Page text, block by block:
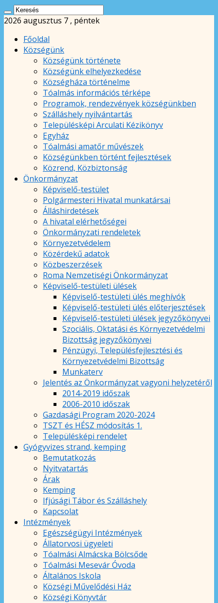
2026 augusztus 7 , péntek
Főoldal
Községünk
Községünk története
Községünk elhelyezkedése
Községháza történelme
Tóalmás információs térképe
Programok, rendezvények községünkben
Szálláshely nyilvántartás
Településképi Arculati Kézikönyv
Egyház
Tóalmási amatőr művészek
Községünkben történt fejlesztések
Közrend, Közbiztonság
Önkormányzat
Képviselő-testület
Polgármesteri Hivatal munkatársai
Álláshirdetések
A hivatal elérhetőségei
Önkormányzati rendeletek
Környezetvédelem
Közérdekű adatok
Közbeszerzések
Roma Nemzetiségi Önkormányzat
Képviselő-testületi ülések
Képviselő-testületi ülés meghívók
Képviselő-testületi ülés előterjesztések
Képviselő-testületi ülések jegyzőkönyvei
Szociális, Oktatási és Környezetvédelmi
Bizottság jegyzőkönyvei
Pénzügyi, Településfejlesztési és
Környezetvédelmi Bizottság
Munkaterv
Jelentés az Önkormányzat vagyoni helyzetéről
2014-2019 időszak
2006-2010 időszak
Gazdasági Program 2020-2024
TSZT és HÉSZ módosítás 1.
Településképi rendelet
Gyógyvizes strand, kemping
Bemutatkozás
Nyitvatartás
Árak
Kemping
Ifjúsági Tábor és Szálláshely
Kapcsolat
Intézmények
Egészségügyi Intézmények
Állatorvosi ügyeleti
Tóalmási Almácska Bölcsőde
Tóalmási Mesevár Óvoda
Általános Iskola
Községi Művelődési Ház
Községi Könyvtár